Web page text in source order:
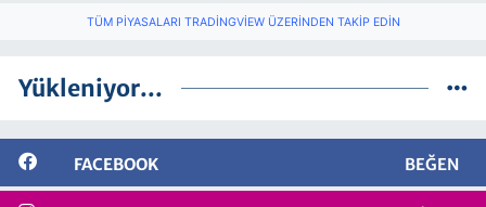
TÜM PIYASALARI TRADINGVIEW ÜZERINDEN TAKIP EDIN
Yükleniyor...
FACEBOOK BEĞEN